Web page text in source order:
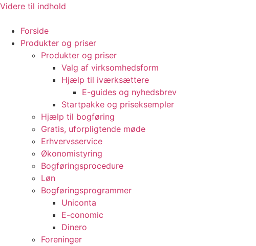
Videre til indhold
Forside
Produkter og priser
Produkter og priser
Valg af virksomhedsform
Hjælp til iværksættere
E-guides og nyhedsbrev
Startpakke og priseksempler
Hjælp til bogføring
Gratis, uforpligtende møde
Erhvervsservice
Økonomistyring
Bogføringsprocedure
Løn
Bogføringsprogrammer
Uniconta
E-conomic
Dinero
Foreninger